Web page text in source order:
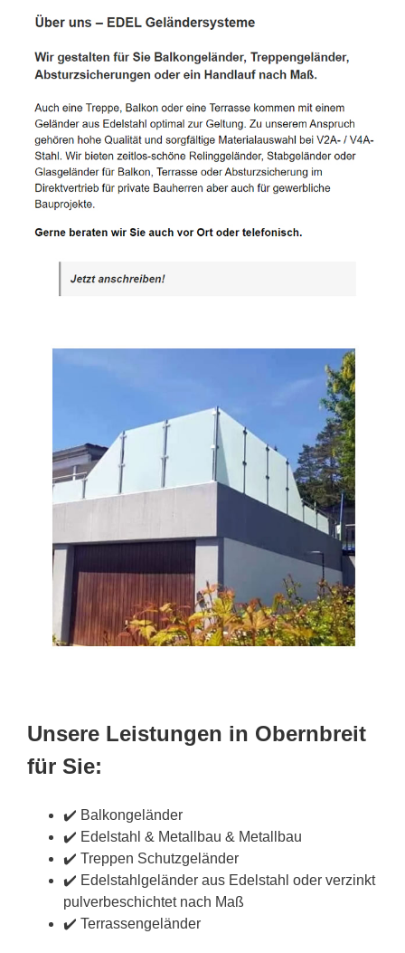
Unsere Leistungen in Obernbreit
für Sie:
✔️ Balkongeländer
✔️ Edelstahl & Metallbau & Metallbau
✔️ Treppen Schutzgeländer
✔️ Edelstahlgeländer aus Edelstahl oder verzinkt
pulverbeschichtet nach Maß
✔️ Terrassengeländer